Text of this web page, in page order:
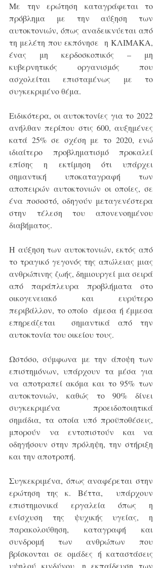
Με την ερώτηση καταγράφεται το
πρόβλημα με την αύξηση των
αυτοκτονιών, όπως αναδεικνύεται από
τη μελέτη που εκπόνησε  η ΚΛΙΜΑΚΑ,
ένας μη κερδοσκοπικός – μη
κυβερνητικός οργανισμός που
ασχολείται επισταμένως με το
συγκεκριμένο θέμα.
Ειδικότερα, οι αυτοκτονίες για το 2022
ανήλθαν περίπου στις 600, αυξημένες
κατά 25% σε σχέση με το 2020, ενώ
ιδιαίτερο προβληματισμό προκαλεί
επίσης η εκτίμηση ότι υπάρχει
σημαντική υποκαταγραφή των
αποπειρών αυτοκτονιών οι οποίες, σε
ένα ποσοστό, οδηγούν μεταγενέστερα
στην τέλεση του απονενοημένου
διαβήματος.
Η αύξηση των αυτοκτονιών, εκτός από
τo τραγικό γεγονός της απώλειας μιας
ανθρώπινης ζωής, δημιουργεί μια σειρά
από παράπλευρα προβλήματα στο
οικογενειακό και ευρύτερο
περιβάλλον, το οποίο  άμεσα ή έμμεσα
επηρεάζεται  σημαντικά από την
αυτοκτονία του οικείου τους.
Ωστόσο, σύμφωνα με την άποψη των
επιστημόνων, υπάρχουν τα μέσα για
να αποτραπεί ακόμα και το 95% των
αυτοκτονιών, καθώς το 90% δίνει
συγκεκριμένα προειδοποιητικά
σημάδια, τα οποία υπό προϋποθέσεις,
μπορούν να εντοπιστούν και να
οδηγήσουν στην πρόληψη, την στήριξη
και την αποτροπή.
Συγκεκριμένα, όπως αναφέρεται στην
ερώτηση της κ. Βέττα,  υπάρχουν
επιστημονικά εργαλεία όπως η
ενίσχυση της ψυχικής υγείας, η
παρακολούθηση, καταγραφή και
συνδρομή των ανθρώπων που
βρίσκονται σε ομάδες ή καταστάσεις